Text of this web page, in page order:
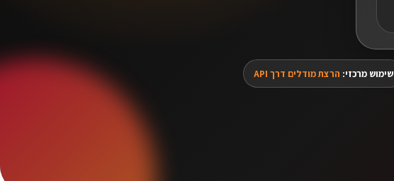
שימוש מרכזי: הרצת מודלים דרך API